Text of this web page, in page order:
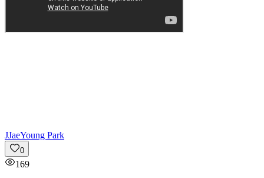
JJaeYoung Park
0
169